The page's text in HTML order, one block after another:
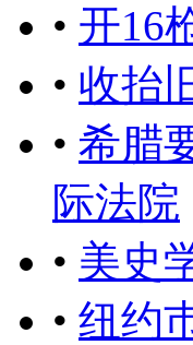
• 开16
• 收抬
• 希腊
际法院
• 美史
• 纽约